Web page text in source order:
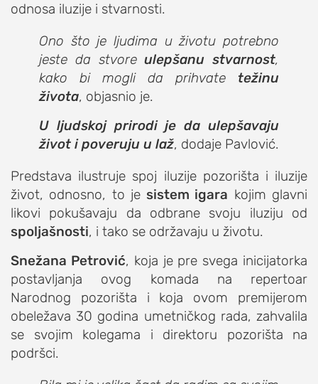
odnosa iluzije i stvarnosti.
Ono što je ljudima u životu potrebno
jeste da stvoreulepšanu stvarnost,
kako bi mogli da prihvate težinu
života, objasnio je.
U ljudskoj prirodi je da ulepšavaju
život i poveruju u laž, dodaje Pavlović.
Predstava ilustruje spoj iluzije pozorišta i iluzije
život, odnosno, to je sistem igara kojim glavni
likovi pokušavaju da odbrane svoju iluziju od
spoljašnosti, i tako se održavaju u životu.
Snežana Petrović, koja je pre svega inicijatorka
postavljanja ovog komada na repertoar
Narodnog pozorišta i koja ovom premijerom
obeležava 30 godina umetničkog rada, zahvalila
se svojim kolegama i direktoru pozorišta na
podršci.